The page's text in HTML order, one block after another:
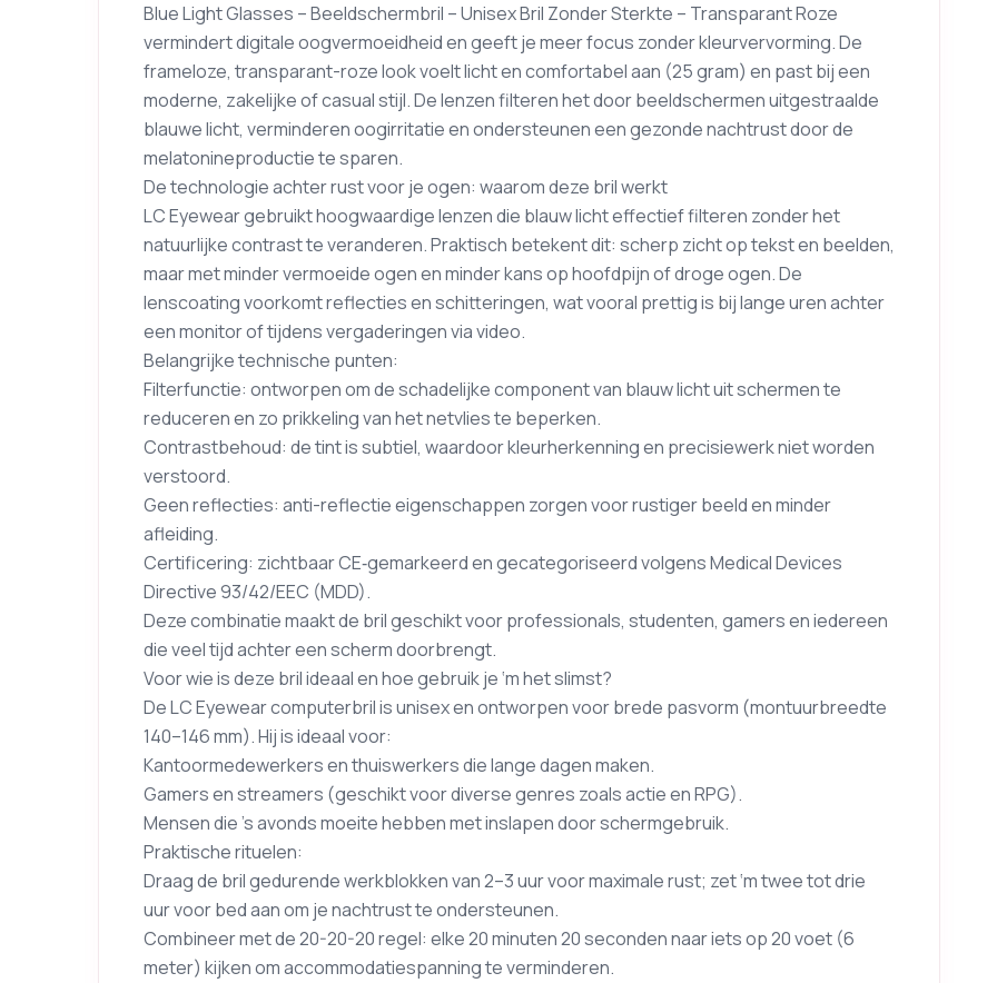
Blue Light Glasses – Beeldschermbril – Unisex Bril Zonder Sterkte – Transparant Roze
vermindert digitale oogvermoeidheid en geeft je meer focus zonder kleurvervorming. De
frameloze, transparant-roze look voelt licht en comfortabel aan (25 gram) en past bij een
moderne, zakelijke of casual stijl. De lenzen filteren het door beeldschermen uitgestraalde
blauwe licht, verminderen oogirritatie en ondersteunen een gezonde nachtrust door de
melatonineproductie te sparen.
De technologie achter rust voor je ogen: waarom deze bril werkt
LC Eyewear gebruikt hoogwaardige lenzen die blauw licht effectief filteren zonder het
natuurlijke contrast te veranderen. Praktisch betekent dit: scherp zicht op tekst en beelden,
maar met minder vermoeide ogen en minder kans op hoofdpijn of droge ogen. De
lenscoating voorkomt reflecties en schitteringen, wat vooral prettig is bij lange uren achter
een monitor of tijdens vergaderingen via video.
Belangrijke technische punten:
Filterfunctie: ontworpen om de schadelijke component van blauw licht uit schermen te
reduceren en zo prikkeling van het netvlies te beperken.
Contrastbehoud: de tint is subtiel, waardoor kleurherkenning en precisiewerk niet worden
verstoord.
Geen reflecties: anti-reflectie eigenschappen zorgen voor rustiger beeld en minder
afleiding.
Certificering: zichtbaar CE‑gemarkeerd en gecategoriseerd volgens Medical Devices
Directive 93/42/EEC (MDD).
Deze combinatie maakt de bril geschikt voor professionals, studenten, gamers en iedereen
die veel tijd achter een scherm doorbrengt.
Voor wie is deze bril ideaal en hoe gebruik je ‘m het slimst?
De LC Eyewear computerbril is unisex en ontworpen voor brede pasvorm (montuurbreedte
140–146 mm). Hij is ideaal voor:
Kantoormedewerkers en thuiswerkers die lange dagen maken.
Gamers en streamers (geschikt voor diverse genres zoals actie en RPG).
Mensen die ’s avonds moeite hebben met inslapen door schermgebruik.
Praktische rituelen:
Draag de bril gedurende werkblokken van 2–3 uur voor maximale rust; zet ‘m twee tot drie
uur voor bed aan om je nachtrust te ondersteunen.
Combineer met de 20-20-20 regel: elke 20 minuten 20 seconden naar iets op 20 voet (6
meter) kijken om accommodatiespanning te verminderen.